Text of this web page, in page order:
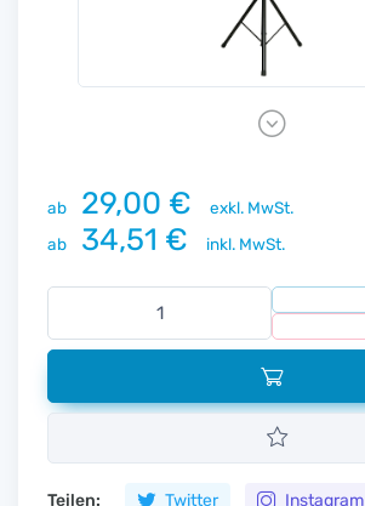
Next
ab 29,00 €
exkl. MwSt.
ab
34,51 € inkl. MwSt.
Teilen: Twitter Instagram